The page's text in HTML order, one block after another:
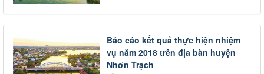
Báo cáo kết quả thực hiện nhiệm
vụ năm 2018 trên địa bàn huyện
Nhơn Trạch